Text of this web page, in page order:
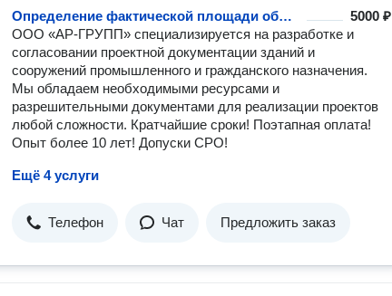
Определение фактической площади объекта
5000 ₽
ООО «АР-ГРУПП» специализируется на разработке и
согласовании проектной документации зданий и
сооружений промышленного и гражданского назначения.
Мы обладаем необходимыми ресурсами и
разрешительными документами для реализации проектов
любой сложности. Кратчайшие сроки! Поэтапная оплата!
Опыт более 10 лет! Допуски СРО!
Ещё 4 услуги
Телефон Чат Предложить заказ